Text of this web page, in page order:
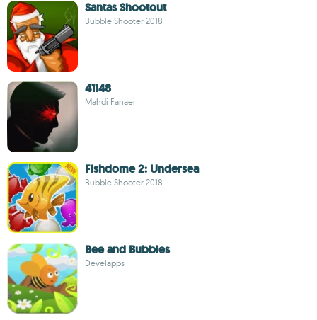
Santas Shootout
Bubble Shooter 2018
41148
Mahdi Fanaei
Fishdome 2: Undersea
Bubble Shooter 2018
Bee and Bubbles
Develapps